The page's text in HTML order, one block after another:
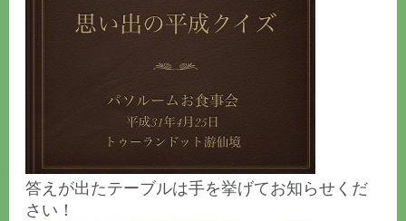
答えが出たテーブルは手を挙げてお知らせくだ
さい！